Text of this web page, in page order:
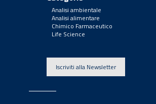
Analisi ambientale
Analisi alimentare
Chimico Farmaceutico
Life Science
Iscriviti alla Newsletter